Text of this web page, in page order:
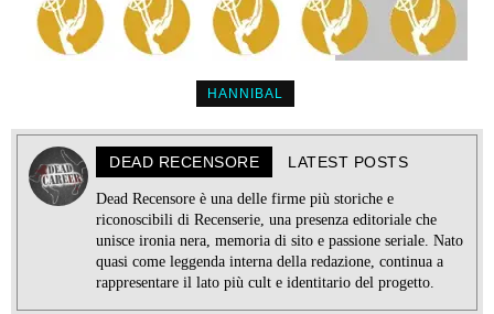
HANNIBAL
DEAD RECENSORE LATEST POSTS
Dead Recensore è una delle firme più storiche e
riconoscibili di Recenserie, una presenza editoriale che
unisce ironia nera, memoria di sito e passione seriale. Nato
quasi come leggenda interna della redazione, continua a
rappresentare il lato più cult e identitario del progetto.